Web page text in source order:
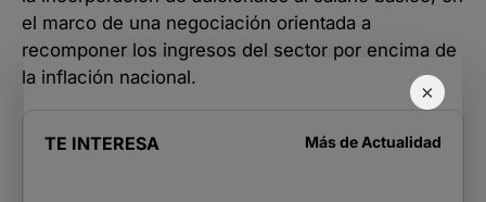
×
el marco de una negociación orientada a
recomponer los ingresos del sector por encima de
la inflación nacional.
TE INTERESA Más de Actualidad